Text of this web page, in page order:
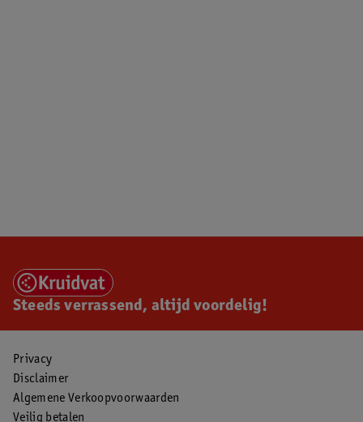
Steeds verrassend, altijd voordelig!
Privacy
Disclaimer
Algemene Verkoopvoorwaarden
Veilig betalen